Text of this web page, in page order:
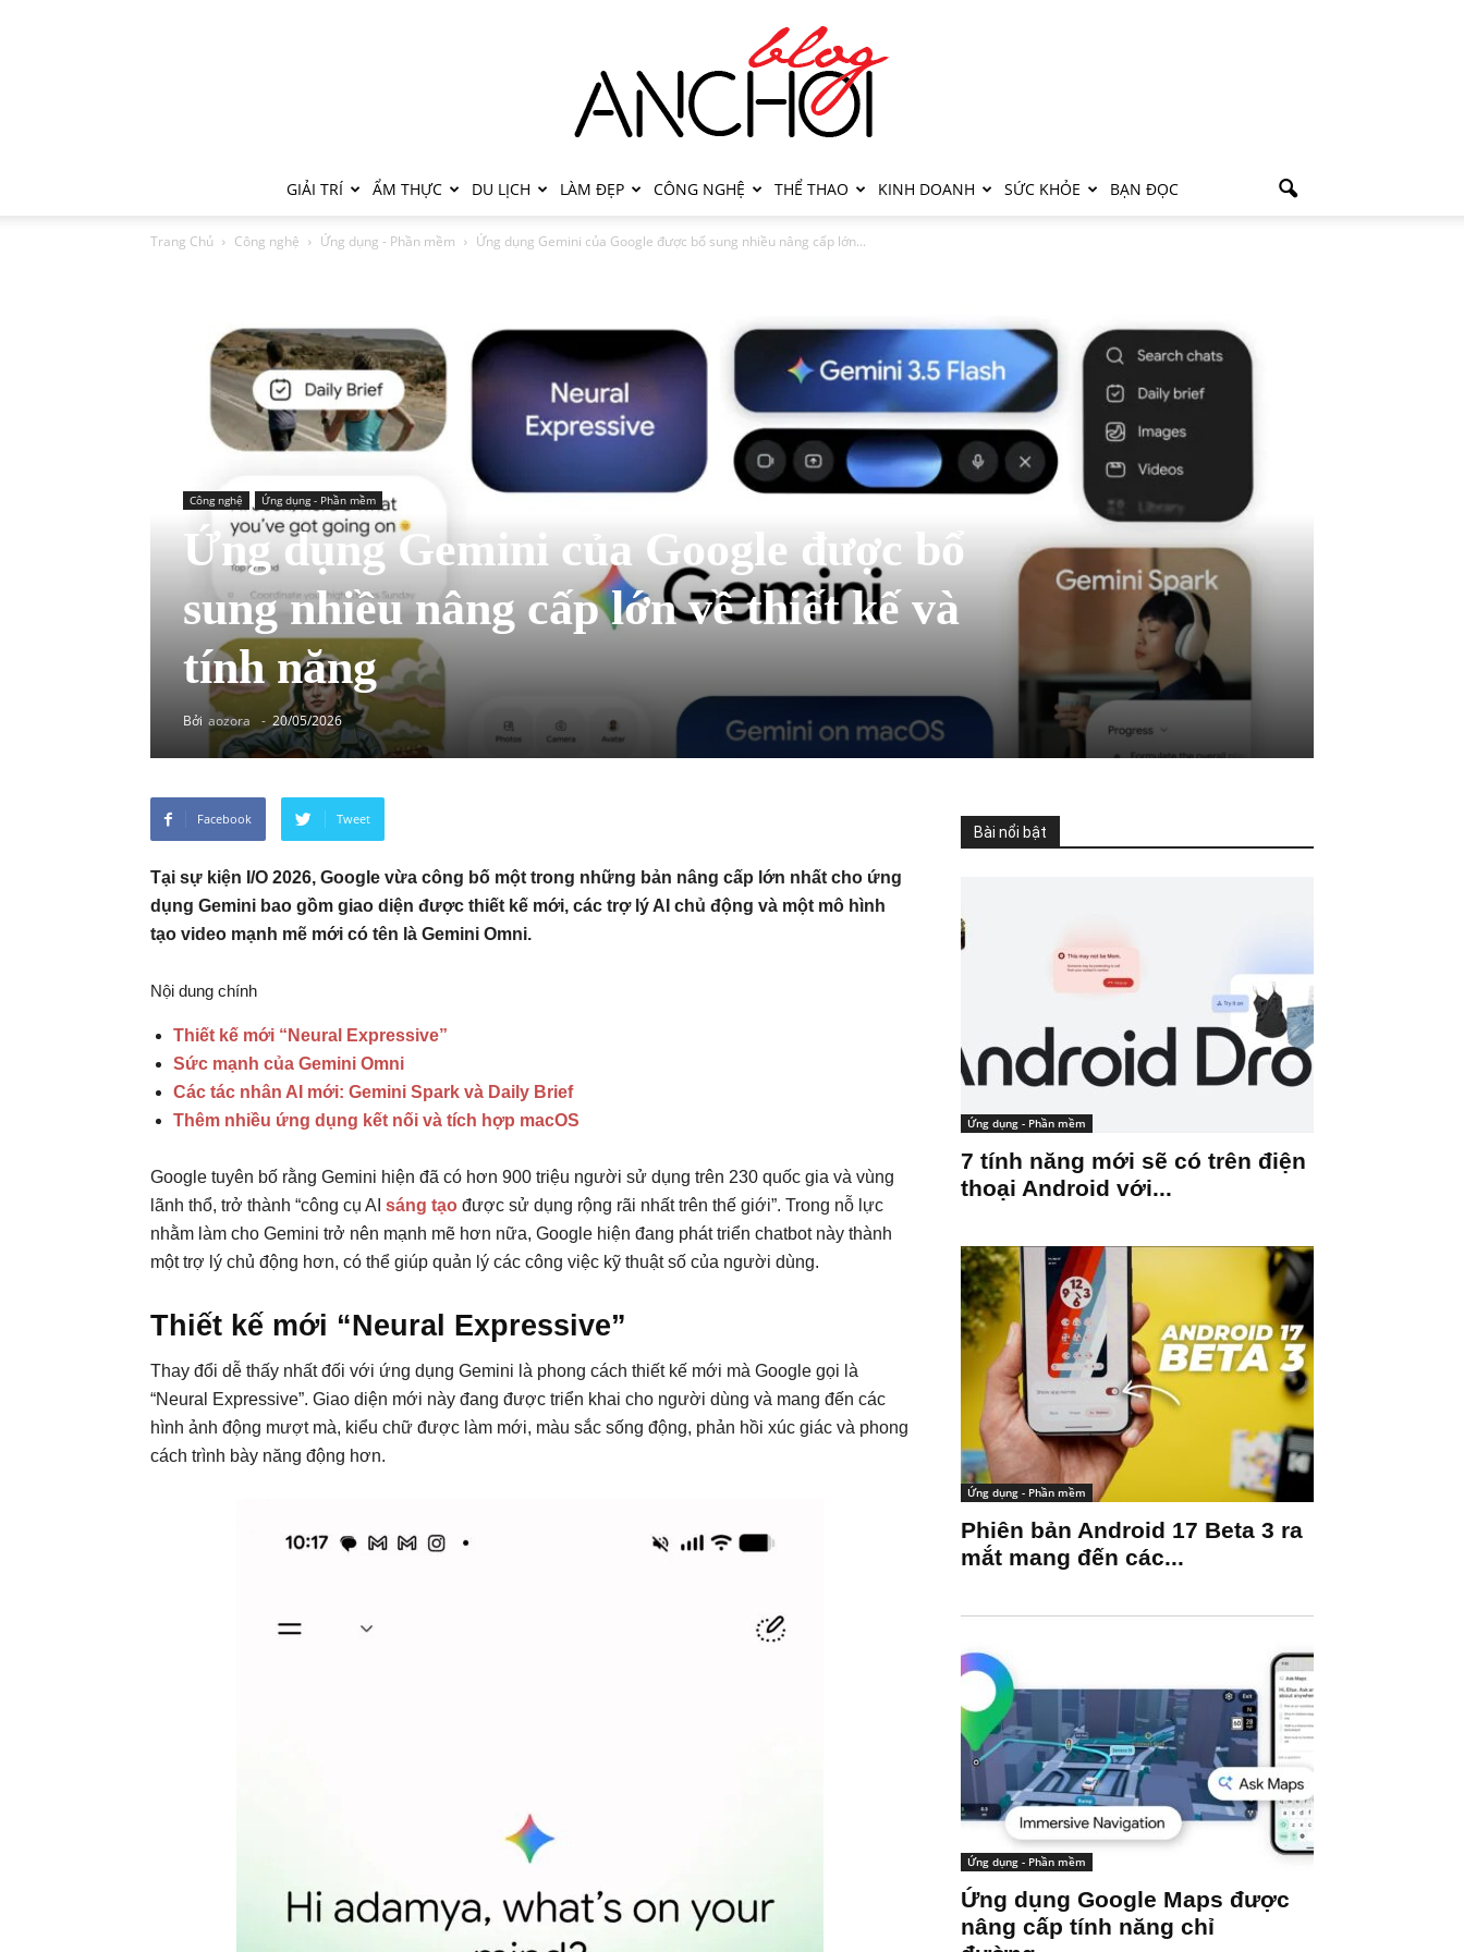
GIẢI TRÍ ẨM THỰC DU LỊCH LÀM ĐẸP CÔNG NGHỆ THỂ THAO KINH DOANH SỨC KHỎE BẠN ĐỌC
Trang Chủ Công nghệ Ứng dụng - Phần mềm Ứng dụng Gemini của Google được bổ sung nhiều nâng cấp lớn...
Công nghệ Ứng dụng - Phần mềm
Ứng dụng Gemini của Google được bổ
sung nhiều nâng cấp lớn về thiết kế và
tính năng
Bởi aozora - 20/05/2026
Facebook Tweet
Tại sự kiện I/O 2026, Google vừa công bố một trong những bản nâng cấp lớn nhất cho ứng
dụng Gemini bao gồm giao diện được thiết kế mới, các trợ lý AI chủ động và một mô hình
tạo video mạnh mẽ mới có tên là Gemini Omni.
Nội dung chính
Thiết kế mới “Neural Expressive”
Sức mạnh của Gemini Omni
Các tác nhân AI mới: Gemini Spark và Daily Brief
Thêm nhiều ứng dụng kết nối và tích hợp macOS
Google tuyên bố rằng Gemini hiện đã có hơn 900 triệu người sử dụng trên 230 quốc gia và vùng
lãnh thổ, trở thành “công cụ AI sáng tạo được sử dụng rộng rãi nhất trên thế giới”. Trong nỗ lực
nhằm làm cho Gemini trở nên mạnh mẽ hơn nữa, Google hiện đang phát triển chatbot này thành
một trợ lý chủ động hơn, có thể giúp quản lý các công việc kỹ thuật số của người dùng.
Thiết kế mới “Neural Expressive”
Thay đổi dễ thấy nhất đối với ứng dụng Gemini là phong cách thiết kế mới mà Google gọi là
“Neural Expressive”. Giao diện mới này đang được triển khai cho người dùng và mang đến các
hình ảnh động mượt mà, kiểu chữ được làm mới, màu sắc sống động, phản hồi xúc giác và phong
cách trình bày năng động hơn.
Bài nổi bật
Ứng dụng - Phần mềm
7 tính năng mới sẽ có trên điện
thoại Android với...
Ứng dụng - Phần mềm
Phiên bản Android 17 Beta 3 ra
mắt mang đến các...
Ứng dụng - Phần mềm
Ứng dụng Google Maps được
nâng cấp tính năng chỉ